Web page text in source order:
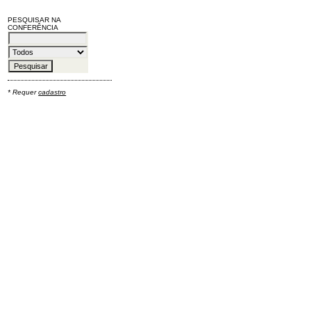
PESQUISAR NA
CONFERÊNCIA
* Requercadastro